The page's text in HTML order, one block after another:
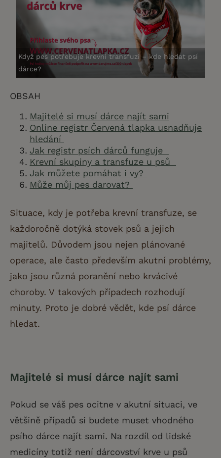
Když pes potřebuje krevní transfuzi – kde hledat psí
dárce?
OBSAH
Majitelé si musí dárce najít sami
Online registr Červená tlapka usnadňuje
hledání
Jak registr psích dárců funguje
Krevní skupiny a transfuze u psů
Jak můžete pomáhat i vy?
Může můj pes darovat?
Situace, kdy je potřeba krevní transfuze, se
každoročně dotýká stovek psů a jejich
majitelů. Důvodem jsou nejen plánované
operace, ale často především akutní problémy,
jako jsou různá poranění nebo krvácivé
choroby. V takových případech rozhodují
minuty. Proto je dobré vědět, kde psí dárce
hledat.
Majitelé si musí dárce najít sami
Pokud se váš pes ocitne v akutní situaci, ve
většině případů si budete muset vhodného
psího dárce najít sami. Na rozdíl od lidské
medicíny totiž není dárcovství krve u psů